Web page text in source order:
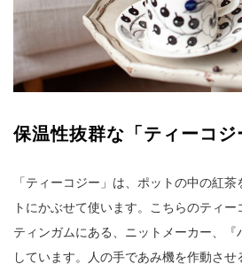
保温性抜群な「ティーコジ
「ティーコジー」は、ポットの中の紅
トにかぶせて使います。こちらのティ
ティンガムにある、ニットメーカー、
しています。人の手であみ機を作動さ